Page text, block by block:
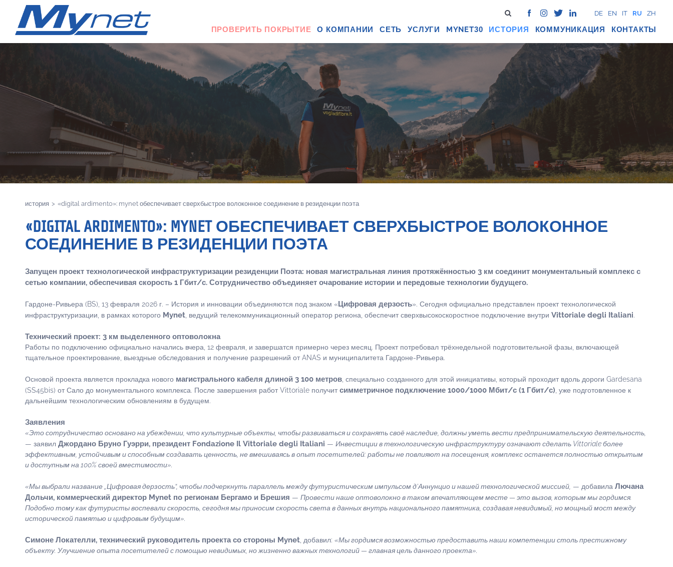
DE EN IT RU ZH
ПРОВЕРИТЬ ПОКРЫТИЕ О КОМПАНИИ СЕТЬ УСЛУГИ MYNET ИСТОРИЯ КОММУНИКАЦИЯ КОНТАКТЫ
история > «digital ardimento»: mynet обеспечивает сверхбыстрое волоконное соединение в резиденции поэта
«DIGITAL ARDIMENTO»: MYNET ОБЕСПЕЧИВАЕТ СВЕРХБЫСТРОЕ ВОЛОКОННОЕ
СОЕДИНЕНИЕ В РЕЗИДЕНЦИИ ПОЭТА
Запущен проект технологической инфраструктуризации резиденции Поэта: новая магистральная линия протяжённостью 3 км соединит монументальный комплекс с
сетью компании, обеспечивая скорость 1 Гбит/с. Сотрудничество объединяет очарование истории и передовые технологии будущего.
Гардоне-Ривьера (BS), 13 февраля 2026 г. – История и инновации объединяются под знаком «Цифровая дерзость». Сегодня официально представлен проект технологической
инфраструктуризации, в рамках которого Mynet , ведущий телекоммуникационный оператор региона, обеспечит сверхвысокоскоростное подключение внутри Vittoriale degli Italiani.
Технический проект: 3 км выделенного оптоволокна
Работы по подключению официально начались вчера, 12 февраля, и завершатся примерно через месяц. Проект потребовал трёхнедельной подготовительной фазы, включающей
тщательное проектирование, выездные обследования и получение разрешений от ANAS и муниципалитета Гардоне-Ривьера.
Основой проекта является прокладка нового магистрального кабеля длиной 3 100 метров , специально созданного для этой инициативы, который проходит вдоль дороги Gardesana
(SS45bis) от Сало до монументального комплекса. После завершения работ Vittoriale получит симметричное подключение 1000/1000 Мбит/с (1 Гбит/с) , уже подготовленное к
дальнейшим технологическим обновлениям в будущем.
Заявления
«Это сотрудничество основано на убеждении, что культурные объекты, чтобы развиваться и сохранять своё наследие, должны уметь вести предпринимательскую деятельность,
— заявил Джордано Бруно Гуэрри, президент Fondazione Il Vittoriale degli Italiani — Инвестиции в технологическую инфраструктуру означают сделать Vittoriale более
эффективным, устойчивым и способным создавать ценность, не вмешиваясь в опыт посетителей: работы не повлияют на посещения, комплекс останется полностью открытым
и доступным на 100% своей вместимости».
«Мы выбрали название „Цифровая дерзость“, чтобы подчеркнуть параллель между футуристическим импульсом д’Аннунцио и нашей технологической миссией, — добавила Лючана
Дольчи, коммерческий директор Mynet по регионам Бергамо и Брешия — Провести наше оптоволокно в таком впечатляющем месте — это вызов, которым мы гордимся.
Подобно тому как футуристы воспевали скорость, сегодня мы приносим скорость света в данных внутрь национального памятника, создавая невидимый, но мощный мост между
исторической памятью и цифровым будущим».
Симоне Локателли, технический руководитель проекта со стороны Mynet , добавил: «Мы гордимся возможностью предоставить наши компетенции столь престижному
объекту. Улучшение опыта посетителей с помощью невидимых, но жизненно важных технологий — главная цель данного проекта».